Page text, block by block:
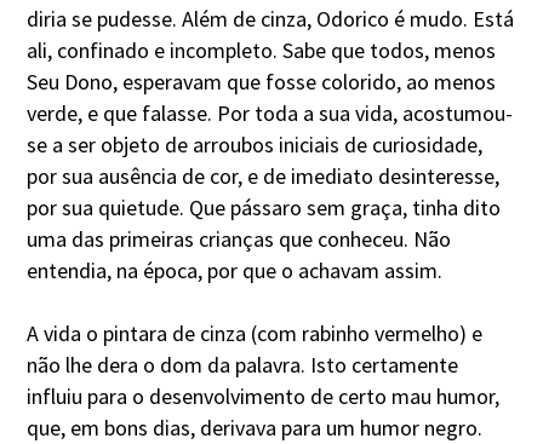
diria se pudesse. Além de cinza, Odorico é mudo. Está
ali, confinado e incompleto. Sabe que todos, menos
Seu Dono, esperavam que fosse colorido, ao menos
verde, e que falasse. Por toda a sua vida, acostumou-
se a ser objeto de arroubos iniciais de curiosidade,
por sua ausência de cor, e de imediato desinteresse,
por sua quietude. Que pássaro sem graça, tinha dito
uma das primeiras crianças que conheceu. Não
entendia, na época, por que o achavam assim.
A vida o pintara de cinza (com rabinho vermelho) e
não lhe dera o dom da palavra. Isto certamente
influiu para o desenvolvimento de certo mau humor,
que, em bons dias, derivava para um humor negro.